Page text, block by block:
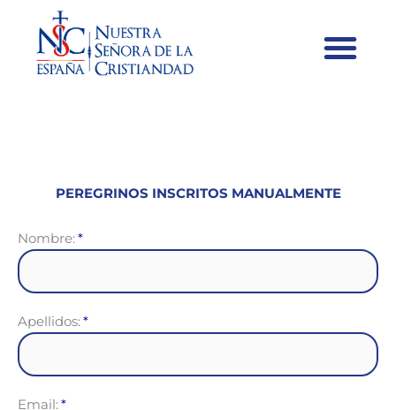
PEREGRINOS INSCRITOS MANUALMENTE
Nombre:
Apellidos:
Email: